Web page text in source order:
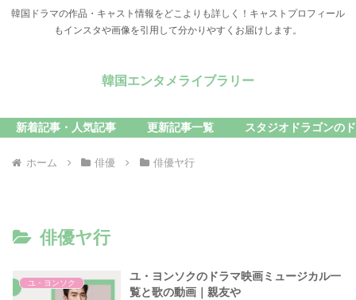
韓国ドラマの作品・キャスト情報をどこよりも詳しく！キャストプロフィール
もインスタや画像を引用して分かりやすくお届けします。
韓国エンタメライブラリー
新着記事・人気記事 更新記事一覧 スタジオドラゴンの
ホーム 俳優 俳優ヤ行
俳優ヤ行
ユ・ヨンソク
ユ・ヨンソクのドラマ映画ミュージカル一
覧と歌の動画｜親友や